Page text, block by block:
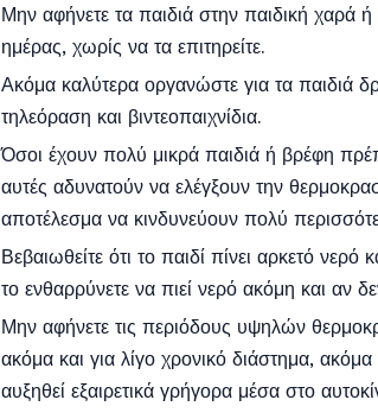
Μην αφήνετε τα παιδιά στην παιδική χαρά
ημέρας, χωρίς να τα επιτηρείτε.
Ακόμα καλύτερα οργανώστε για τα παιδιά
τηλεόραση και βιντεοπαιχνίδια.
Όσοι έχουν πολύ μικρά παιδιά ή βρέφη
αυτές αδυνατούν να ελέγξουν την
αποτέλεσμα να κινδυνεύουν πολύ
Βεβαιωθείτε ότι το παιδί πίνει αρκετό
το ενθαρρύνετε να πιεί νερό ακόμη και αν
Μην αφήνετε τις περιόδους υψηλών
ακόμα και για λίγο χρονικό διάστημα,
αυξηθεί εξαιρετικά γρήγορα μέσα στο